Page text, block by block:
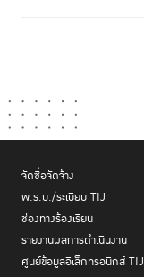
จัดซื้อจัดจ้าง
พ.ร.บ./ระเบียบ TIJ
ช่องทางร้องเรียน
รายงานผลการดำเนินงาน
ศูนย์ข้อมูลอิเล็กทรอนิกส์ TIJ